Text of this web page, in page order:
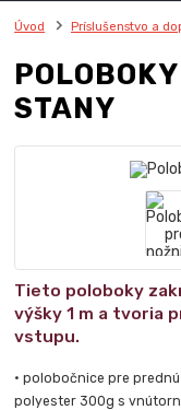
Úvod Príslušenstvo a
STANY
Tieto poloboky
výšky 1 m a tvoria
vstupu.
• polobočnice pre
polyester 300g s